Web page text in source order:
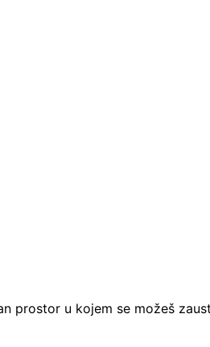
prostor u kojem se možeš